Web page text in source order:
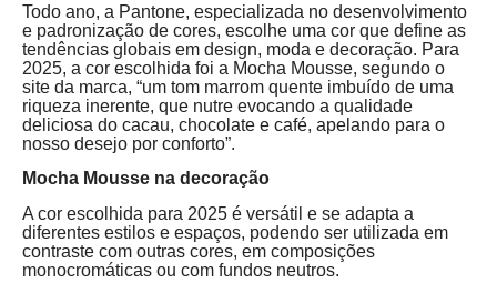
Todo ano, a Pantone, especializada no desenvolvimento
e padronização de cores, escolhe uma cor que define as
tendências globais em design, moda e decoração. Para
2025, a cor escolhida foi a Mocha Mousse, segundo o
site da marca, “um tom marrom quente imbuído de uma
riqueza inerente, que nutre evocando a qualidade
deliciosa do cacau, chocolate e café, apelando para o
nosso desejo por conforto”.
Mocha Mousse na decoração
A cor escolhida para 2025 é versátil e se adapta a
diferentes estilos e espaços, podendo ser utilizada em
contraste com outras cores, em composições
monocromáticas ou com fundos neutros.